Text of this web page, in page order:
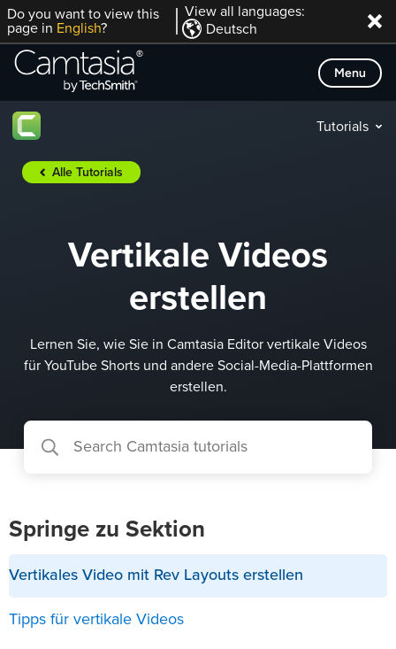
Direkt
zum
Inhalt
Do you want to view this
page in English?
View all languages:
Deutsch
Menu
Tutorials
Alle Tutorials
Vertikale Videos
erstellen
Lernen Sie, wie Sie in Camtasia Editor vertikale Videos
für YouTube Shorts und andere Social-Media-Plattformen
erstellen.
Springe zu Sektion
Vertikales Video mit Rev Layouts erstellen
Tipps für vertikale Videos